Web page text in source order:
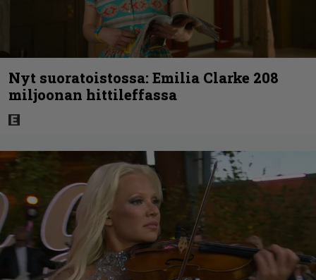
Nyt suoratoistossa: Emilia Clarke 208
miljoonan hittileffassa